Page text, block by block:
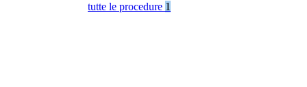
tutte le procedure 1